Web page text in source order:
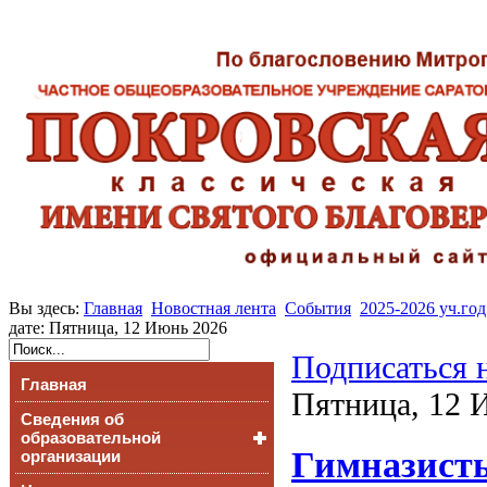
Вы здесь: Главная Новостная лента События 2025-2026 уч.год
дате: Пятница, 12 Июнь 2026
Главная
Сведения об
образовательной
организации
Подписаться
Пятница, 12